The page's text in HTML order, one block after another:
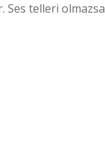
telleri